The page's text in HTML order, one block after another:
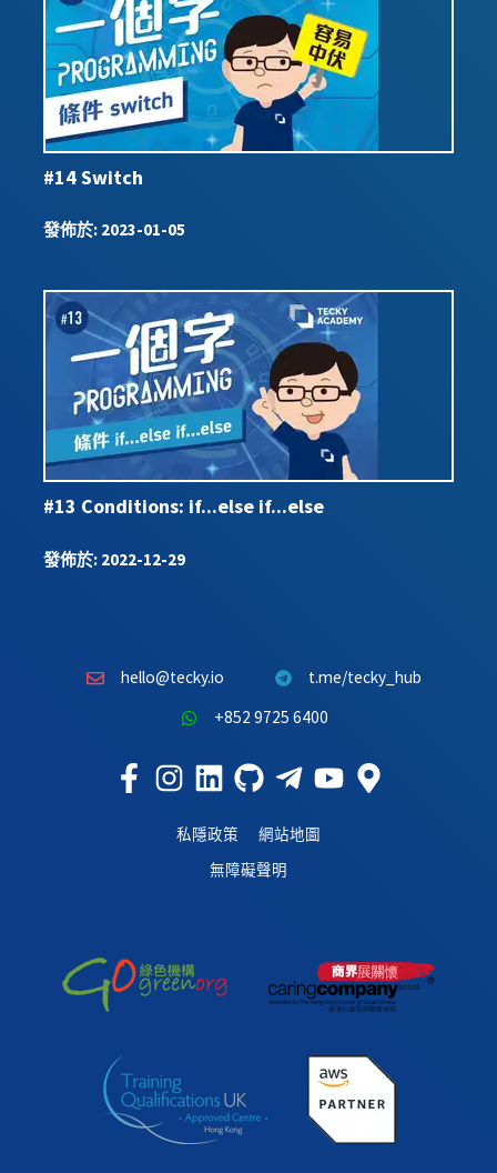
#14 Switch
發佈於: 2023-01-05
#13 Conditions: if...else if...else
發佈於: 2022-12-29
私隱政策
網站地圖
無障礙聲明
hello@tecky.io
t.me/tecky_hub
+852 9725 6400